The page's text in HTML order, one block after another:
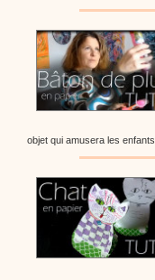
objet qui amusera les enfants.